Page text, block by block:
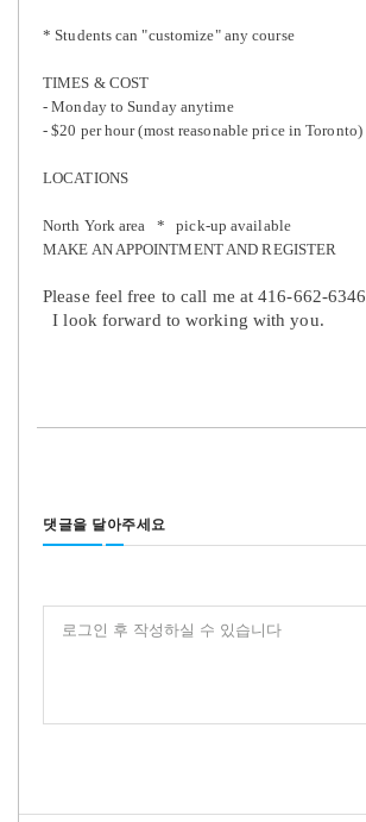
* Students can "customize" any course
TIMES & COST
- Monday to Sunday anytime
- $20 per hour (most reasonable price in Toronto)
LOCATIONS
North York area *
pick-up available
MAKE AN APPOINTMENT AND REGISTER
Please feel free to call me at 416-662-6346
I look forward to working with you.
댓글을 달아주세요
로그인 후 작성하실 수 있습니다